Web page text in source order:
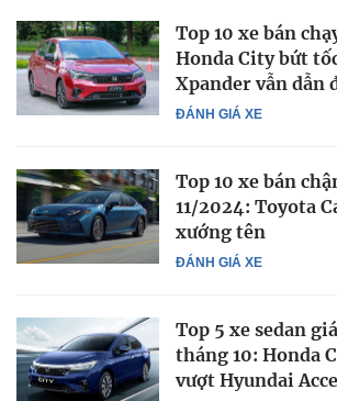
ĐÁNH GIÁ XE
Top 10 xe bán
Honda City bứt
Xpander vẫn dẫn
ĐÁNH GIÁ XE
Top 10 xe bán
11/2024: Toyota
xướng tên
Top 5 xe sedan
tháng 10: Honda
vượt Hyundai